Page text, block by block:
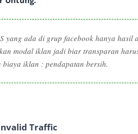
yang ada di grup facebook hanya
modal iklan jadi biar transparan
biaya iklan : pendapatan bersih.
Traffic